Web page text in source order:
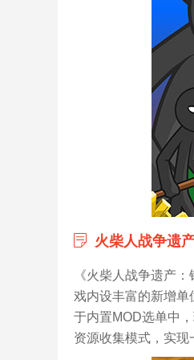
火柴人战争遗
《火柴人战争遗产
戏内设丰富的新增
于内置MOD选单中
资源收集模式，实现